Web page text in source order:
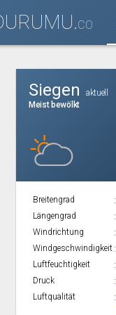
CO
Siegen
aktuell
Meist bewölkt
Breitengrad
Längengrad
Windrichtung
Windgeschwindigkeit
Luftfeuchtigkeit
Druck
Luftqualität